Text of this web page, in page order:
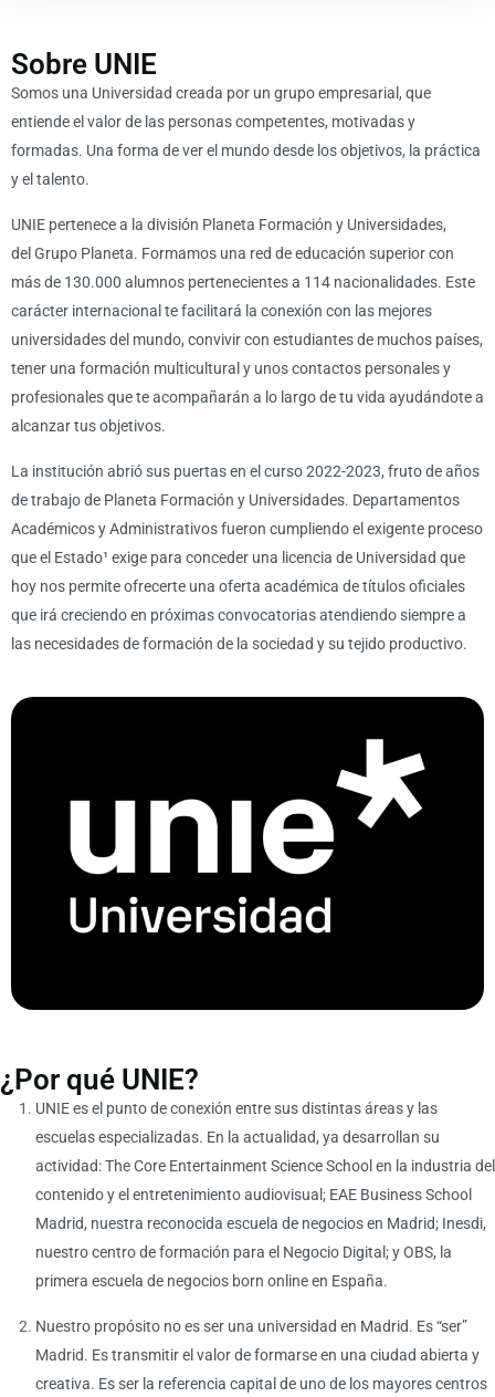
Sobre UNIE
Somos una Universidad creada por un grupo empresarial, que
entiende el valor de las personas competentes, motivadas y
formadas. Una forma de ver el mundo desde los objetivos, la práctica
y el talento.
UNIE pertenece a la división Planeta Formación y Universidades,
del Grupo Planeta. Formamos una red de educación superior con
más de 130.000 alumnos pertenecientes a 114 nacionalidades. Este
carácter internacional te facilitará la conexión con las mejores
universidades del mundo, convivir con estudiantes de muchos países,
tener una formación multicultural y unos contactos personales y
profesionales que te acompañarán a lo largo de tu vida ayudándote a
alcanzar tus objetivos.
La institución abrió sus puertas en el curso 2022-2023, fruto de años
de trabajo de Planeta Formación y Universidades. Departamentos
Académicos y Administrativos fueron cumpliendo el exigente proceso
que el Estado¹ exige para conceder una licencia de Universidad que
hoy nos permite ofrecerte una oferta académica de títulos oficiales
que irá creciendo en próximas convocatorias atendiendo siempre a
las necesidades de formación de la sociedad y su tejido productivo.
¿Por qué UNIE?
UNIE es el punto de conexión entre sus distintas áreas y las
escuelas especializadas. En la actualidad, ya desarrollan su
actividad: The Core Entertainment Science School en la industria del
contenido y el entretenimiento audiovisual; EAE Business School
Madrid, nuestra reconocida escuela de negocios en Madrid; Inesdi,
nuestro centro de formación para el Negocio Digital; y OBS, la
primera escuela de negocios born online en España.
Nuestro propósito no es ser una universidad en Madrid. Es “ser”
Madrid. Es transmitir el valor de formarse en una ciudad abierta y
creativa. Es ser la referencia capital de uno de los mayores centros